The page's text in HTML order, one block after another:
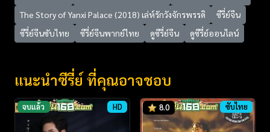
The Story of Yanxi Palace (2018) เล่ห์รักวังจักรพรรดิ
ซีรี่ย์จีน
ซีรี่ย์จีนซับไทย
ซีรี่ย์จีนพากย์ไทย ดูซีรี่ย์จีน ดูซีรี่ย์ออนไลน์
แนะนำซีรี่ย์ ที่คุณอาจชอบ
จบแล้ว HD 8.0 ซับไทย